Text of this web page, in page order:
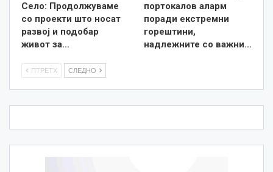
Село: Продолжуваме
со проекти што носат
развој и подобар
живот за…
портокалов аларм
поради екстремни
горештини,
надлежните со важни…
ПТРЕТХ СЛЕДНО